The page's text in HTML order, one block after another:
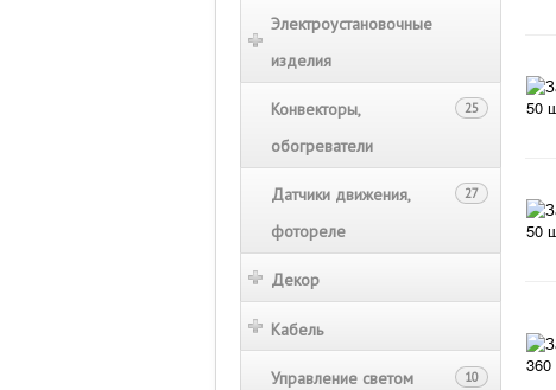
Электроустановочные
изделия
25
Конвекторы,
обогреватели
27
Датчики движения,
фотореле
Декор
Кабель
10
Управление светом